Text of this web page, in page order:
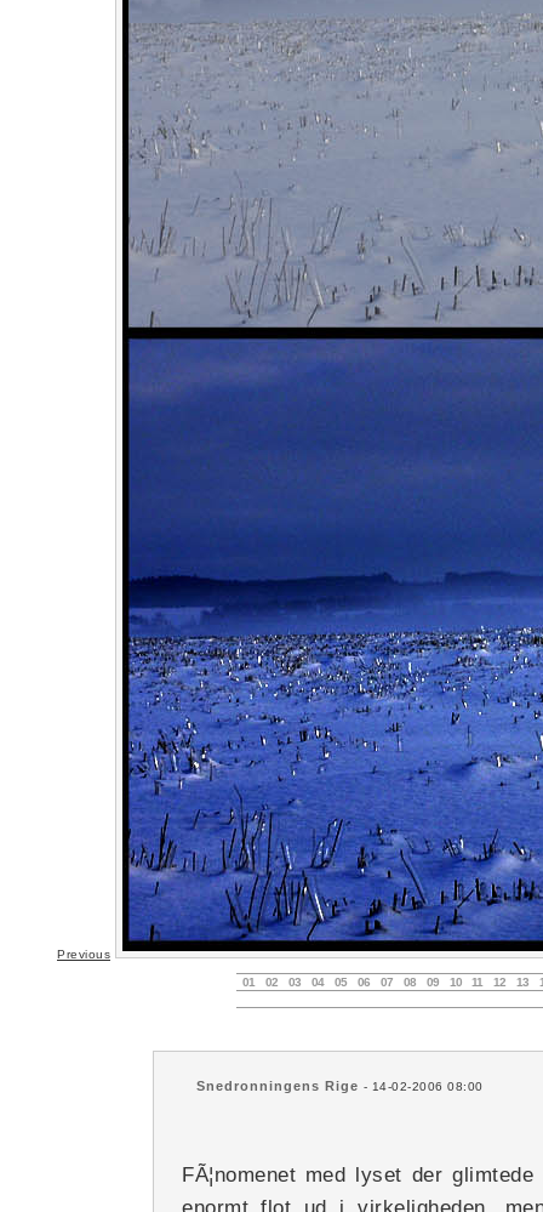
Previous
01 02 03 04 05 06 07 08 09 10 11 12 13
Snedronningens Rige - 14-02-2006 08:00
FÃ¦nomenet med lyset der